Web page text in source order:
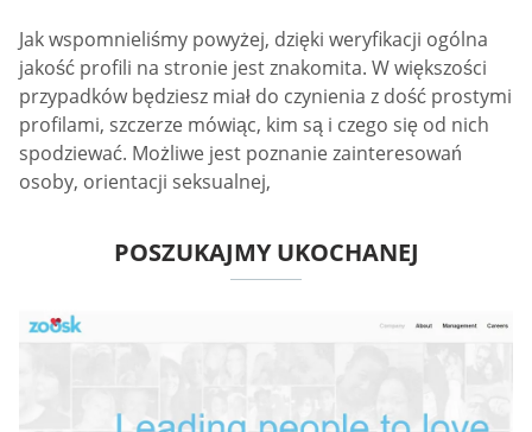
Jak wspomnieliśmy powyżej, dzięki weryfikacji ogólna
jakość profili na stronie jest znakomita. W większości
przypadków będziesz miał do czynienia z dość prostymi
profilami, szczerze mówiąc, kim są i czego się od nich
spodziewać. Możliwe jest poznanie zainteresowań
osoby, orientacji seksualnej,
POSZUKAJMY UKOCHANEJ